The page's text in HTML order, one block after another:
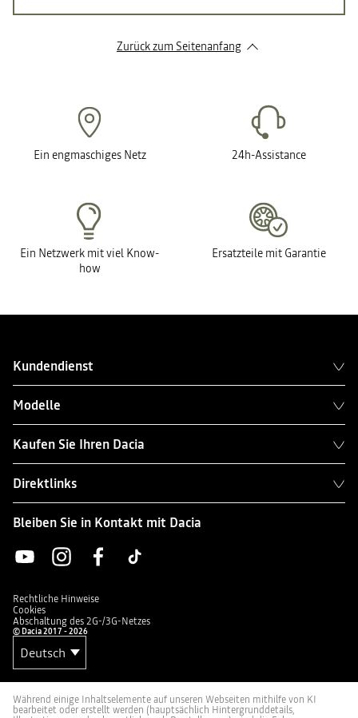
Zurück zum Seitenanfang
Ein engmaschiges Netz 24h-Assistance
Ein Netzwerk mit viel Know-
how
Ersatzteile mit Garantie
Kundendienst
Modelle
Kaufen Sie Ihren Dacia
Direktlinks
Bleiben Sie in Kontakt mit Dacia
Rechtliche Hinweise
Cookies
Abschaltung des 2G-/3G-Netzes
© Dacia 2017 - 2026
Während einige Inhaltselemente auf unseren Webseiten mithilfe von KI
bearbeitet oder erstellt werden (hauptsächlich Hintergrunddetails,